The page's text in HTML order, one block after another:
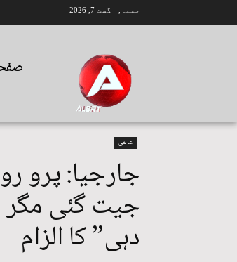
جمعہ, اگست 7, 2026
عالمی
جیت گئی مگر
دہی” کا الزام